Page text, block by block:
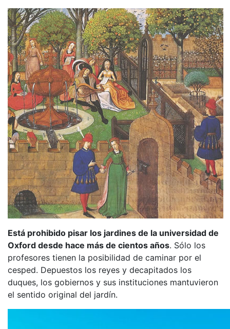
Está prohibido pisar los jardines de la universidad de
Oxford desde hace más de cientos años. Sólo los
profesores tienen la posibilidad de caminar por el
cesped. Depuestos los reyes y decapitados los
duques, los gobiernos y sus instituciones mantuvieron
el sentido original del jardín.